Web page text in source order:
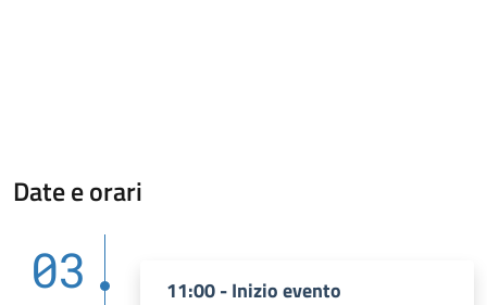
Date e orari
03 11:00 - Inizio evento